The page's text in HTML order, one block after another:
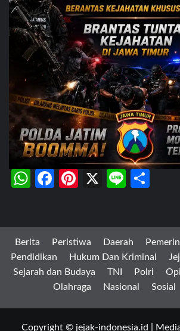
WhatsApp
Facebook
Pinterest
X Line
Berita Peristiwa Daerah
Pendidikan
Hukum Dan Kriminal
Sejarah dan Budaya
TNI Polri
Olahraga
Nasional Sosial
Copyright © jejak-indonesia.id |